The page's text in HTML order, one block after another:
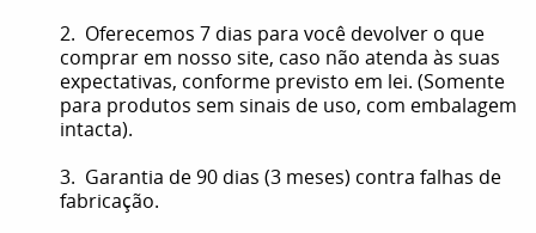
2. Oferecemos 7 dias para você devolver o que
comprar em nosso site, caso não atenda às suas
expectativas, conforme previsto em lei. (Somente
para produtos sem sinais de uso, com embalagem
intacta).
3. Garantia de 90 dias (3 meses) contra falhas de
fabricação.